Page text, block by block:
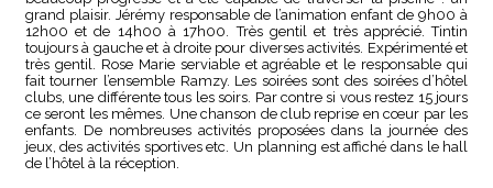
grand plaisir. Jérémy responsable de l’animation enfant de 9h00 à
12h00 et de 14h00 à 17h00. Très gentil et très apprécié. Tintin
toujours à gauche et à droite pour diverses activités. Expérimenté et
très gentil. Rose Marie serviable et agréable et le responsable qui
fait tourner l’ensemble Ramzy. Les soirées sont des soirées d’hôtel
clubs, une différente tous les soirs. Par contre si vous restez 15 jours
ce seront les mêmes. Une chanson de club reprise en cœur par les
enfants. De nombreuses activités proposées dans la journée des
jeux, des activités sportives etc. Un planning est affiché dans le hall
de l’hôtel à la réception.